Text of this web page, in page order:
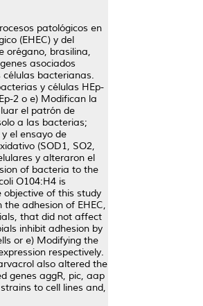
patológicos en
(EHEC) y del
orégano, brasilina,
asociados
células bacterianas.
y células HEp-
2 o e) Modifican la
el patrón de
a las bacterias;
el ensayo de
(SOD1, SO2,
y alteraron el
of bacteria to the
O104:H4 is
objective of this study
adhesion of EHEC,
that did not affect
inhibit adhesion by
or e) Modifying the
respectively.
also altered the
genes aggR, pic, aap
to cell lines and,